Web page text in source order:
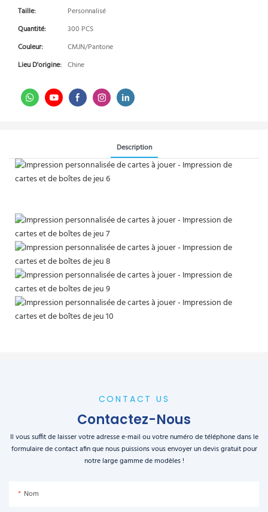
Taille:
Personnalisé
Quantité:
300 PCS
Couleur:
CMJN/Pantone
Lieu D'origine: Chine
Description
CONTACT US
Contactez-Nous
Il vous suffit de laisser votre adresse e-mail ou votre numéro de téléphone dans le
formulaire de contact afin que nous puissions vous envoyer un devis gratuit pour
notre large gamme de modèles !
Nom